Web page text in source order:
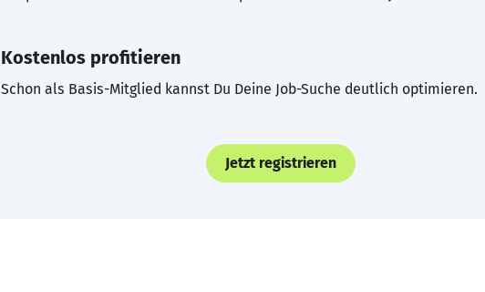
Kostenlos profitieren
Schon als Basis-Mitglied kannst Du Deine Job-Suche deutlich optimieren.
Jetzt registrieren